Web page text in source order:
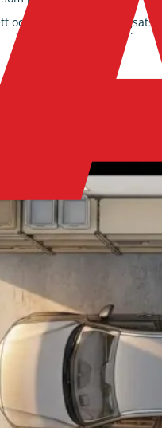
och lättmonterad
lång livslängd och
gör att Broträsk smälter in
och lättmonterat